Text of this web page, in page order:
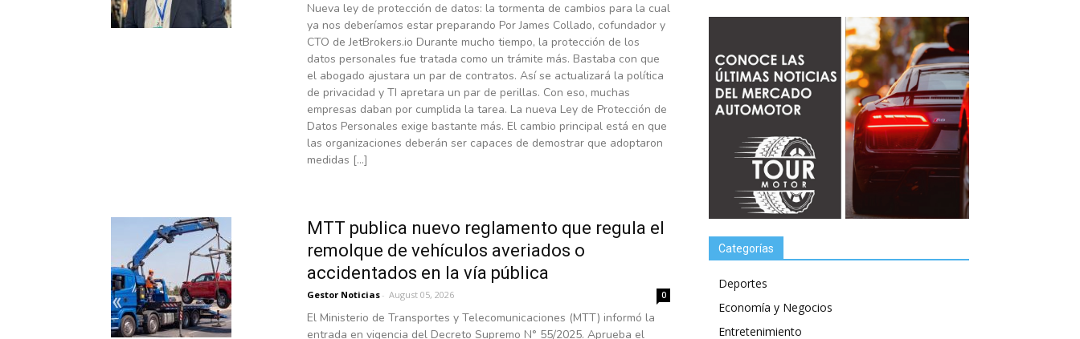
Nueva ley de protección de datos: la tormenta de cambios para la cual
ya nos deberíamos estar preparando Por James Collado, cofundador y
CTO de JetBrokers.io Durante mucho tiempo, la protección de los
datos personales fue tratada como un trámite más. Bastaba con que
el abogado ajustara un par de contratos. Así se actualizará la política
de privacidad y TI apretara un par de perillas. Con eso, muchas
empresas daban por cumplida la tarea. La nueva Ley de Protección de
Datos Personales exige bastante más. El cambio principal está en que
las organizaciones deberán ser capaces de demostrar que adoptaron
medidas […]
MTT publica nuevo reglamento que regula el
remolque de vehículos averiados o
accidentados en la vía pública
Gestor Noticias - August 05, 2026 0
El Ministerio de Transportes y Telecomunicaciones (MTT) informó la
entrada en vigencia del Decreto Supremo N° 55/2025. Aprueba el
Categorías
Deportes
Economía y Negocios
Entretenimiento